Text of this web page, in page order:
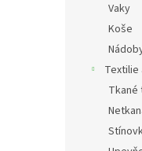
Vaky
Koše
Tkané